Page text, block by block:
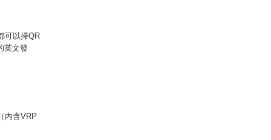
可以掃QR
英文發
內含VRP